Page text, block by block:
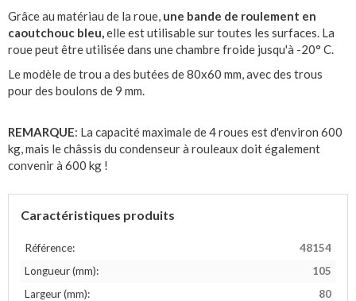
Grâce au matériau de la roue, une bande de roulement en
caoutchouc bleu,elle est utilisable sur toutes les surfaces. La
roue peut être utilisée dans une chambre froide jusqu'à -20° C.
Le modèle de trou a des butées de 80x60 mm, avec des trous
pour des boulons de 9 mm.
REMARQUE: La capacité maximale de 4 roues est d'environ 600
kg, mais le châssis du condenseur à rouleaux doit également
convenir à 600 kg !
Caractéristiques produits
Référence:
48154
Longueur (mm):
105
Largeur (mm):
80